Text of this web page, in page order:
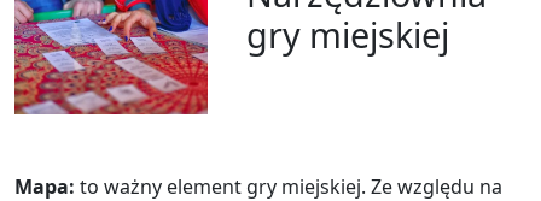
gry miejskiej
Mapa: to ważny element gry miejskiej. Ze względu na